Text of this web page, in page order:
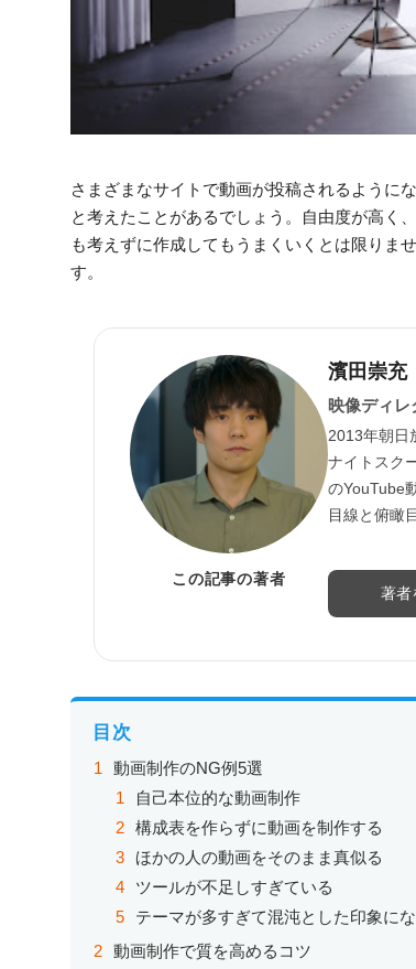
さまざまなサイトで動画が投稿されるように
と考えたことがあるでしょう。自由度が高く
も考えずに作成してもうまくいくとは限りま
す。
この記事の著者
濱田崇充
映像ディレ
2013年朝日
ナイトスク
のYouTube
目線と俯瞰
著者
目次
動画制作のNG例5選
自己本位的な動画制作
構成表を作らずに動画を制作する
ほかの人の動画をそのまま真似る
ツールが不足しすぎている
テーマが多すぎて混沌とした印象に
動画制作で質を高めるコツ